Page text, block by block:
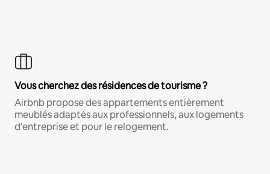
Vous cherchez des résidences de tourisme ?
Airbnb propose des appartements entièrement
meublés adaptés aux professionnels, aux logements
d'entreprise et pour le relogement.